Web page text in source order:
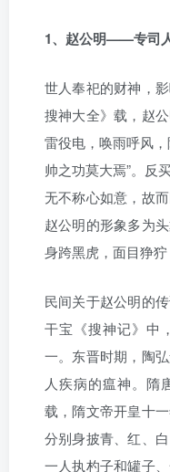
1、赵公明——专司
世人奉祀的财神，
搜神大全》载，赵
雷役电，唤雨呼风
帅之功莫大焉”。反
无不称心如意，故
赵公明的形象多为
身跨黑虎，面目狰狞
民间关于赵公明的
干宝《搜神记》中
一。东晋时期，陶
人疾病的瘟神。隋
载，隋文帝开皇十
分别身披青、红、
一人执杓子和罐子